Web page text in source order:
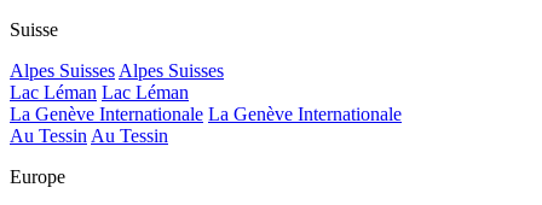
Suisse
Alpes Suisses Alpes Suisses
Lac Léman Lac Léman
La Genève Internationale La Genève Internationale
Au Tessin Au Tessin
Europe